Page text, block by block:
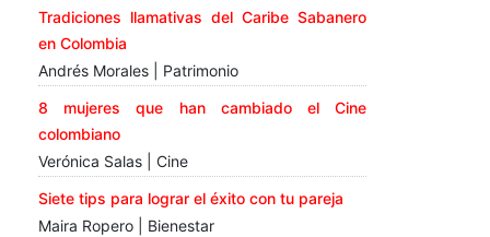
Tradiciones llamativas del Caribe Sabanero
en Colombia
Andrés Morales | Patrimonio
8 mujeres que han cambiado el Cine
colombiano
Verónica Salas | Cine
Siete tips para lograr el éxito con tu pareja
Maira Ropero | Bienestar